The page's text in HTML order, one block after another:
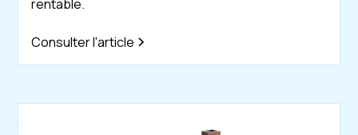
rentable.
Consulter l'article